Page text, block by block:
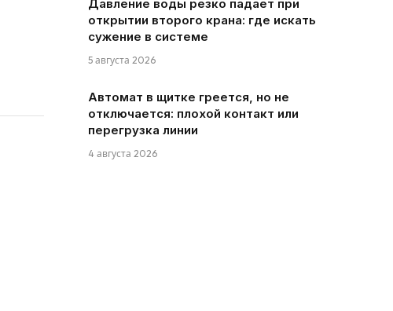
Давление воды резко падает при
открытии второго крана: где искать
сужение в системе
5 августа 2026
Автомат в щитке греется, но не
отключается: плохой контакт или
перегрузка линии
4 августа 2026